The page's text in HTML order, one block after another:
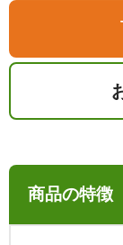
商品の特徴